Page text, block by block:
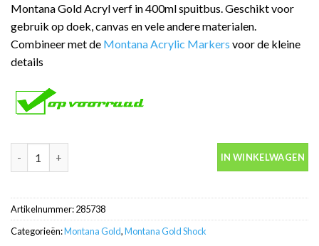
Montana Gold Acryl verf in 400ml spuitbus. Geschikt voor
gebruik op doek, canvas en vele andere materialen.
Combineer met de Montana Acrylic Markers voor de kleine
details
Montana Gold S6010 Shock Green 400ml spuitbus aantal
IN WINKELWAGEN
Artikelnummer:285738
Categorieën:Montana Gold,Montana Gold Shock